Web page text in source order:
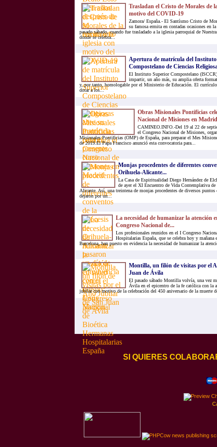
Trasladan el Cristo de Morales de
motivo del COVID-19
Zamora/ España.- El Santísmo Cristo de
su famosa ermita en contadas ocasiones en
pasado sábado, cuando fue trasladado a la iglesia parroquial de
donde se celebra...
Apertura de matrícula del
Compostelano de Ciencias
El Instituto Superior Compostelano
impartir, un año más, su amplia oferta
y, por tanto, homologable por el Ministerio de Educación. El currículo
dotar a los...
Obras Misionales Pontificias
Nacional de Misiones en Madrid
CAMINEO.INFO.-Del 19 al 22 de
el Congreso Nacional de Misiones,
Misionales Pontificias (OMP) de España, para preparar el Mes
de 2019.El Papa Francisco anunció esta convocatoria para...
Monjas procedentes de diferentes
Orihuela-Alicante...
La Casa de Espiritualidad Diego Hernández de
de ayer el XI Encuentro de Vida Contemplativa
Alicante. Así, una treintena de monjas procedentes de diversos
dejaron por un...
La necesidad de humanizar la atención
Congreso Nacional de...
Los profesionales reunidos en el I Congreso
Hospitalarias España, que se celebra hoy y
Barcelona, han puesto en evidencia la necesidad de humanizar la
Montilla, un filón de visitas por el
Juan de Ávila
El pasado sábado Montilla volvía, una vez
Ávila en el epicentro de la fe católica con la
jubilar con motivo de la celebración del 450 aniversario de la muerte
SI QUIERES